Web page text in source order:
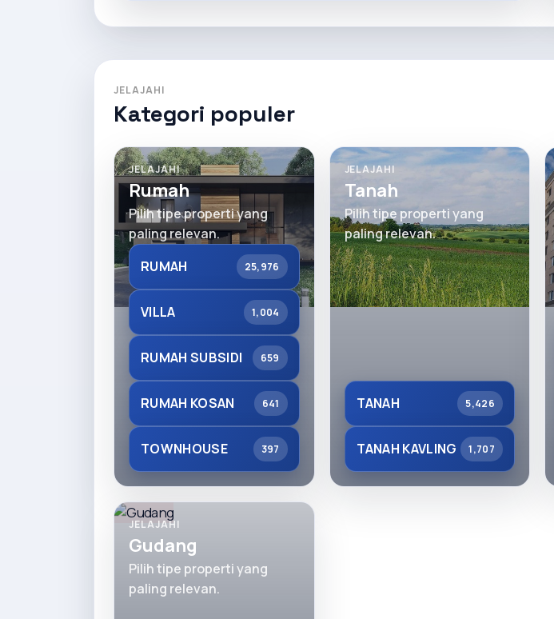
JELAJAHI
Kategori populer
JELAJAHI
Rumah
Pilih tipe properti yang
paling relevan.
RUMAH
25,976
VILLA 1,004
RUMAH SUBSIDI 659
RUMAH KOSAN 641
TOWNHOUSE 397
JELAJAHI
Tanah
Pilih tipe properti yang
paling relevan.
TANAH 5,426
TANAH KAVLING 1,707
JELAJAHI
Gudang
Pilih tipe properti yang
paling relevan.